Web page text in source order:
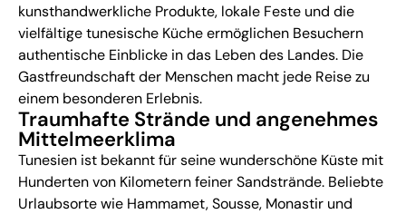
kunsthandwerkliche Produkte, lokale Feste und die
vielfältige tunesische Küche ermöglichen Besuchern
authentische Einblicke in das Leben des Landes. Die
Gastfreundschaft der Menschen macht jede Reise zu
einem besonderen Erlebnis.
Traumhafte Strände und angenehmes
Mittelmeerklima
Tunesien ist bekannt für seine wunderschöne Küste mit
Hunderten von Kilometern feiner Sandstrände. Beliebte
Urlaubsorte wie Hammamet, Sousse, Monastir und